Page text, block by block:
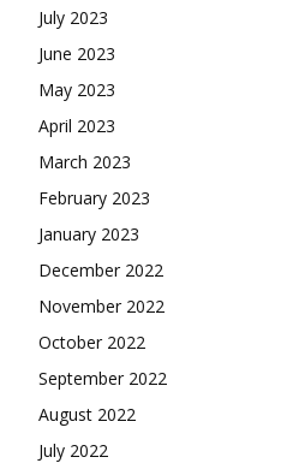
July 2023
June 2023
May 2023
April 2023
March 2023
February 2023
January 2023
December 2022
November 2022
October 2022
September 2022
August 2022
July 2022